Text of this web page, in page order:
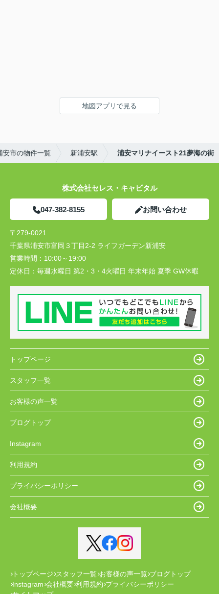
地図アプリで見る
安市の物件一覧 新浦安駅 浦安マリナイースト21夢海の街
株式会社セレス・キャピタル
047-382-8155 お問い合わせ
〒279-0021
千葉県浦安市富岡３丁目2-2 ライフガーデン新浦安
営業時間： 10:00～19:00
定休日： 毎週水曜日 第2・3・4火曜日 年末年始 夏季 GW休暇
トップページ
スタッフ一覧
お客様の声一覧
ブログトップ
Instagram
利用規約
プライバシーポリシー
会社概要
トップページ スタッフ一覧 お客様の声一覧 ブログトップ
Instagram 会社概要 利用規約 プライバシーポリシー